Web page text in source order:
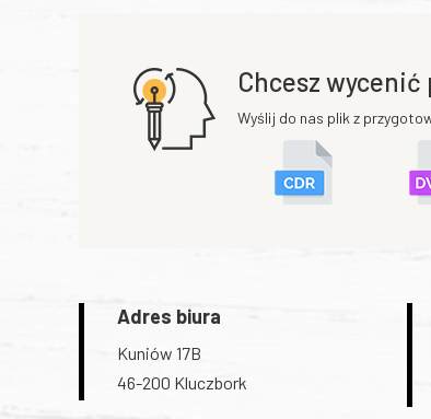
Chcesz
Wyślij do nas plik z
Adres biura
Kuniów 17B
46-200 Kluczbork